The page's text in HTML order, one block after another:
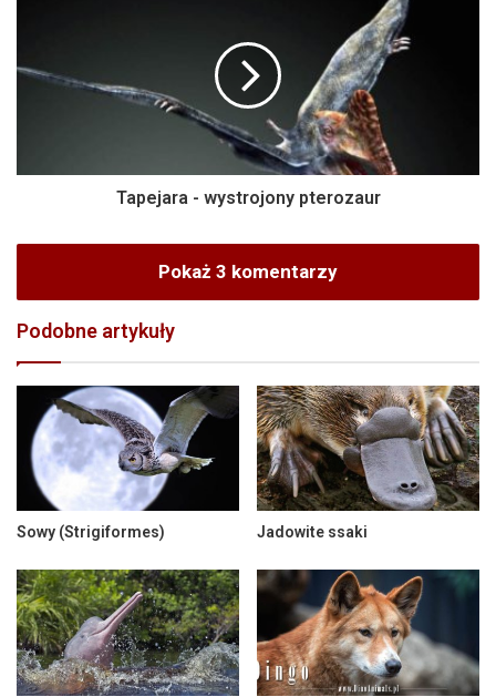
Tapejara - wystrojony pterozaur
Pokaż 3 komentarzy
Podobne artykuły
Sowy (Strigiformes) Jadowite ssaki